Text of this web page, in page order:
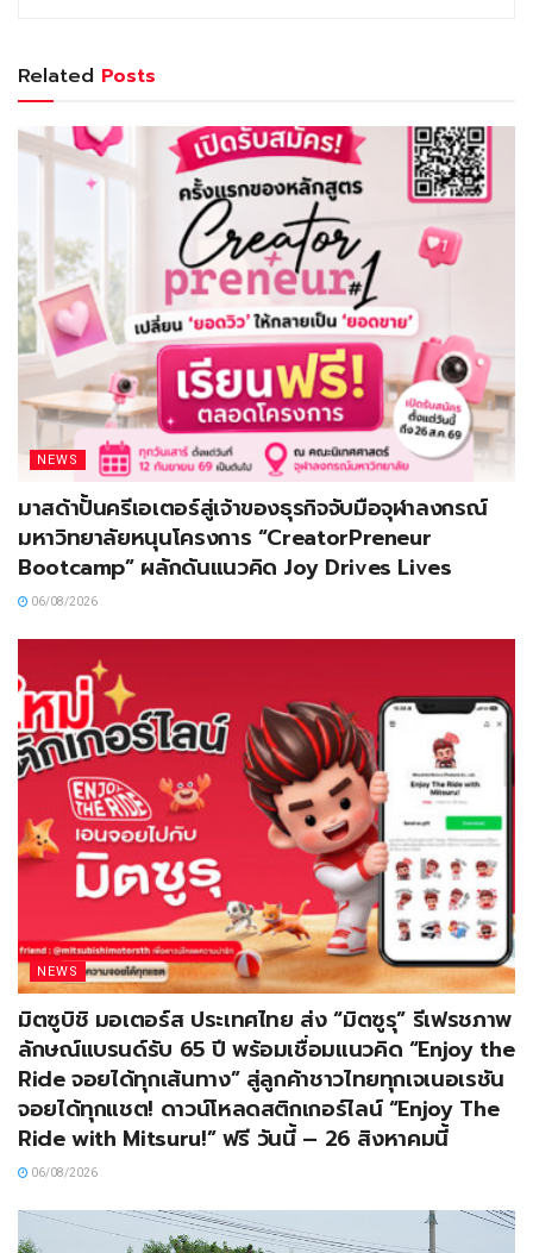
Related Posts
NEWS
มาสด้าปั้นครีเอเตอร์สู่เจ้าของธุรกิจจับมือจุฬาลงกรณ์
มหาวิทยาลัยหนุนโครงการ “CreatorPreneur
Bootcamp” ผลักดันแนวคิด Joy Drives Lives
06/08/2026
NEWS
มิตซูบิชิ มอเตอร์ส ประเทศไทย ส่ง “มิตซูรุ” รีเฟรชภาพ
ลักษณ์แบรนด์รับ 65 ปี พร้อมเชื่อมแนวคิด “Enjoy the
Ride จอยได้ทุกเส้นทาง” สู่ลูกค้าชาวไทยทุกเจเนอเรชัน
จอยได้ทุกแชต! ดาวน์โหลดสติกเกอร์ไลน์ “Enjoy The
Ride with Mitsuru!” ฟรี วันนี้ – 26 สิงหาคมนี้
06/08/2026